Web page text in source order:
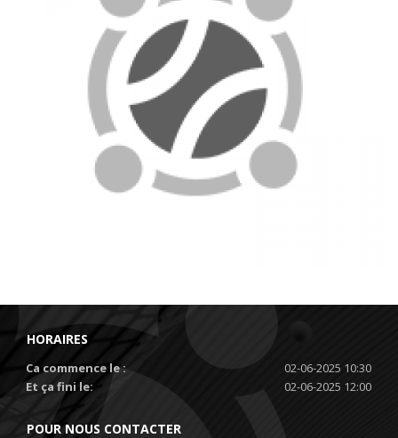
HORAIRES
Ca commence le :
02-06-2025 10:30
Et ça fini le:
02-06-2025 12:00
POUR NOUS CONTACTER